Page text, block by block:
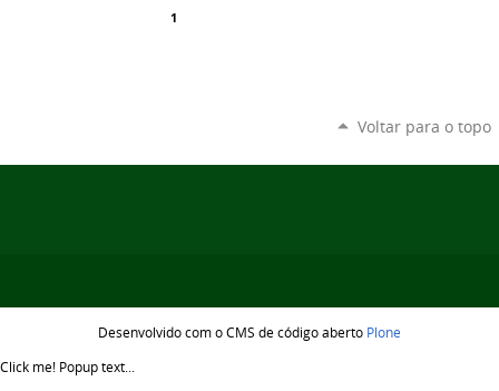
1
Voltar para o topo
Desenvolvido com o CMS de código aberto Plone
Click me! Popup text...